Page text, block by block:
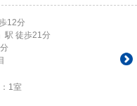
12分
」駅 徒歩21分
1室